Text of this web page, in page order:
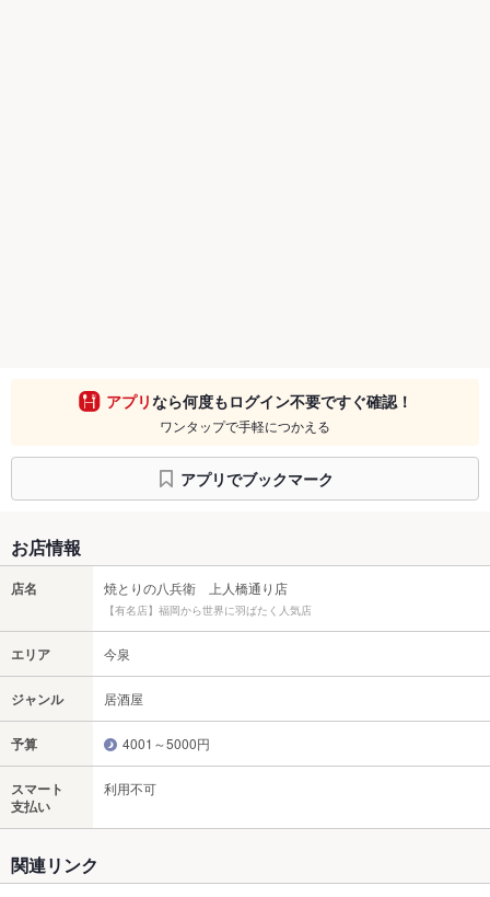
アプリなら何度もログイン不要ですぐ確認！
ワンタップで手軽につかえる
アプリでブックマーク
お店情報
店名 焼とりの八兵衛 上人橋通り店
【有名店】福岡から世界に羽ばたく人気店
エリア 今泉
ジャンル 居酒屋
予算 4001～5000円
スマート
支払い
利用不可
関連リンク